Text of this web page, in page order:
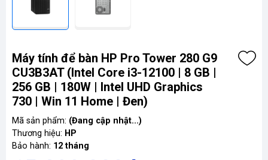
Máy tính để bàn HP Pro Tower 280 G9
CU3B3AT (Intel Core i3-12100 | 8 GB |
256 GB | 180W | Intel UHD Graphics
730 | Win 11 Home | Đen)
Mã sản phẩm: (Đang cập nhật...)
Thương hiệu: HP
Bảo hành: 12 tháng